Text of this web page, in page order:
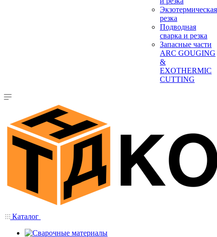
Экзотермическая
резка
Подводная
сварка и резка
Запасные части
ARC GOUGING
&
EXOTHERMIC
CUTTING
Каталог